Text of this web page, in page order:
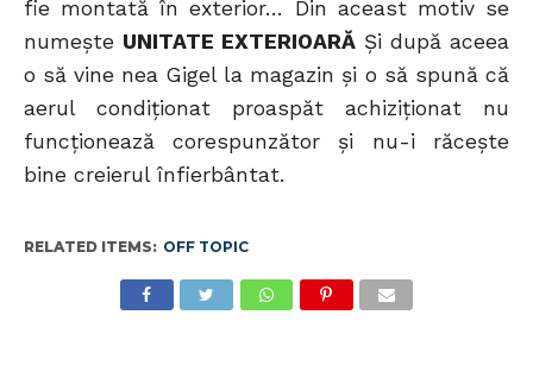
fie montată în exterior… Din aceast motiv se
numeşte UNITATE EXTERIOARĂŞi după aceea
o să vine nea Gigel la magazin şi o să spună că
aerul condiţionat proaspăt achiziţionat nu
funcţionează corespunzător şi nu-i răceşte
bine creierul înfierbântat.
RELATED ITEMS: OFF TOPIC